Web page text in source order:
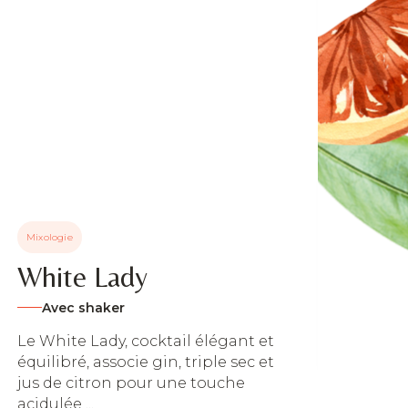
Mixologie
White Lady
Avec shaker
Le White Lady, cocktail élégant et
équilibré, associe gin, triple sec et
jus de citron pour une touche
acidulée ...
Un